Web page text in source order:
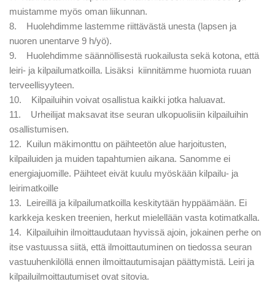
muistamme myös oman liikunnan.
8. Huolehdimme lastemme riittävästä unesta (lapsen ja
nuoren unentarve 9 h/yö).
9. Huolehdimme säännöllisestä ruokailusta sekä kotona, että
leiri- ja kilpailumatkoilla. Lisäksi kiinnitämme huomiota ruuan
terveellisyyteen.
10. Kilpailuihin voivat osallistua kaikki jotka haluavat.
11. Urheilijat maksavat itse seuran ulkopuolisiin kilpailuihin
osallistumisen.
12. Kuilun mäkimonttu on päihteetön alue harjoitusten,
kilpailuiden ja muiden tapahtumien aikana. Sanomme ei
energiajuomille. Päihteet eivät kuulu myöskään kilpailu- ja
leirimatkoille
13. Leireillä ja kilpailumatkoilla keskitytään hyppäämään. Ei
karkkeja kesken treenien, herkut mielellään vasta kotimatkalla.
14. Kilpailuihin ilmoittaudutaan hyvissä ajoin, jokainen perhe on
itse vastuussa siitä, että ilmoittautuminen on tiedossa seuran
vastuuhenkilöllä ennen ilmoittautumisajan päättymistä. Leiri ja
kilpailuilmoittautumiset ovat sitovia.